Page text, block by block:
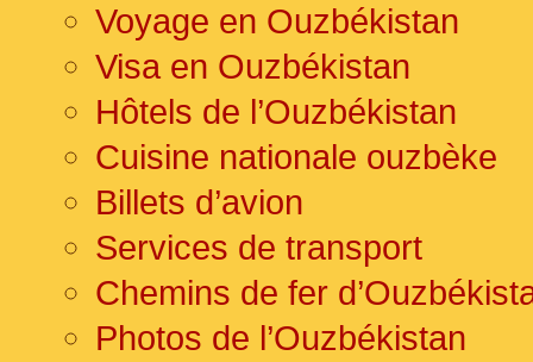
Voyage en Ouzbékistan
Visa en Ouzbékistan
Hôtels de l’Ouzbékistan
Cuisine nationale ouzbèke
Billets d’avion
Services de transport
Chemins de fer
Photos de l’Ouzbékistan